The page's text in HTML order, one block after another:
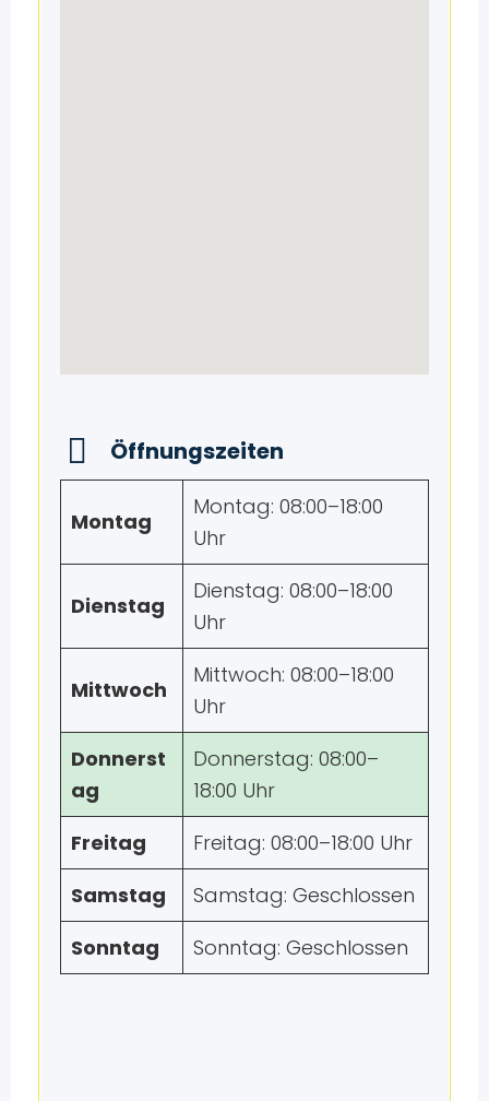
Öffnungszeiten
Montag
Montag: 08:00–18:00
Uhr
Dienstag
Dienstag: 08:00–18:00
Uhr
Mittwoch
Mittwoch: 08:00–18:00
Uhr
Donnerst
ag
Donnerstag: 08:00–
18:00 Uhr
Freitag
Freitag: 08:00–18:00 Uhr
Samstag
Samstag: Geschlossen
Sonntag
Sonntag: Geschlossen